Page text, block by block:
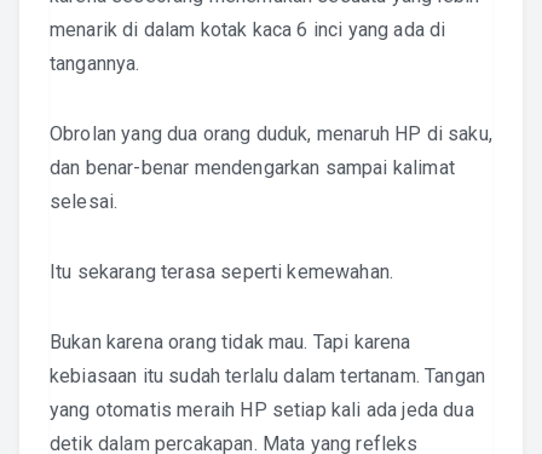
menarik di dalam kotak kaca 6 inci yang ada di
tangannya.
Obrolan yang dua orang duduk, menaruh HP di saku,
dan benar-benar mendengarkan sampai kalimat
selesai.
Itu sekarang terasa seperti kemewahan.
Bukan karena orang tidak mau. Tapi karena
kebiasaan itu sudah terlalu dalam tertanam. Tangan
yang otomatis meraih HP setiap kali ada jeda dua
detik dalam percakapan. Mata yang refleks